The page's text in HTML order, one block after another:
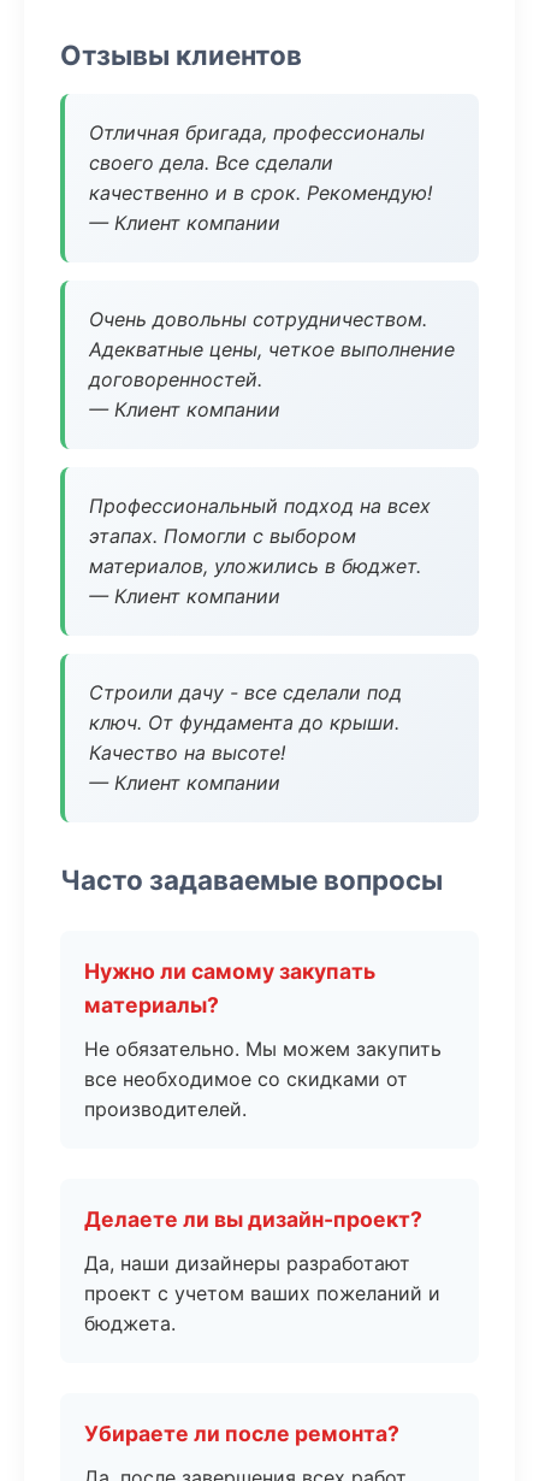
Отзывы клиентов
Отличная бригада, профессионалы
своего дела. Все сделали
качественно и в срок. Рекомендую!
— Клиент компании
Очень довольны сотрудничеством.
Адекватные цены, четкое выполнение
договоренностей.
— Клиент компании
Профессиональный подход на всех
этапах. Помогли с выбором
материалов, уложились в бюджет.
— Клиент компании
Строили дачу - все сделали под
ключ. От фундамента до крыши.
Качество на высоте!
— Клиент компании
Часто задаваемые вопросы
Нужно ли самому закупать
материалы?
Не обязательно. Мы можем закупить
все необходимое со скидками от
производителей.
Делаете ли вы дизайн-проект?
Да, наши дизайнеры разработают
проект с учетом ваших пожеланий и
бюджета.
Убираете ли после ремонта?